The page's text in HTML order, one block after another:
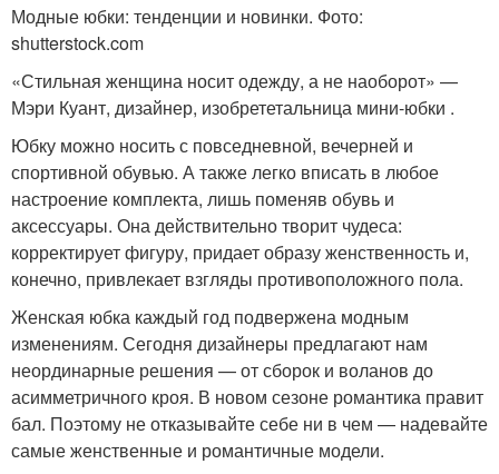
Модные юбки: тенденции и новинки. Фото:
shutterstock.com
«Стильная женщина носит одежду, а не наоборот» —
Мэри Куант, дизайнер, изобрететальница мини-юбки .
Юбку можно носить с повседневной, вечерней и
спортивной обувью. А также легко вписать в любое
настроение комплекта, лишь поменяв обувь и
аксессуары. Она действительно творит чудеса:
корректирует фигуру, придает образу женственность и,
конечно, привлекает взгляды противоположного пола.
Женская юбка каждый год подвержена модным
изменениям. Сегодня дизайнеры предлагают нам
неординарные решения — от сборок и воланов до
асимметричного кроя. В новом сезоне романтика правит
бал. Поэтому не отказывайте себе ни в чем — надевайте
самые женственные и романтичные модели.